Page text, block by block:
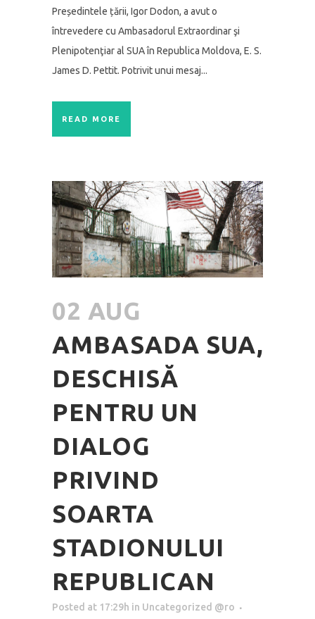
Președintele țării, Igor Dodon, a avut o
întrevedere cu Ambasadorul Extraordinar şi
Plenipotenţiar al SUA în Republica Moldova, E. S.
James D. Pettit. Potrivit unui mesaj...
READ MORE
02 AUG
AMBASADA SUA,
DESCHISĂ
PENTRU UN
DIALOG
PRIVIND
SOARTA
STADIONULUI
REPUBLICAN
Posted at 17:29h in Uncategorized @ro